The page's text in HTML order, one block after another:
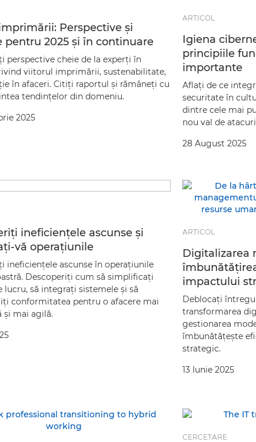
Perspective şi
pentru 2025 şi în continuare
perspective cheie de la experţi în
viitorul imprimării, sustenabilitate,
în afaceri. Citiţi raportul şi rămâneţi cu
tendinţelor din domeniu.
2025
ARTICOL
Igiena
principiile
importante
Aflaţi de ce
securitate în
dintre cele mai
nou val de
28 August 2025
ineficienţele ascunse şi
vă operaţiunile
ineficienţele ascunse în operaţiunile
Descoperiţi cum să simplificaţi
lucru, să integraţi sistemele şi să
conformitatea pentru o afacere mai
şi mai agilă.
ARTICOL
Digitalizarea
impactului
Deblocaţi
transformarea
gestionarea
îmbunătăţeşte
strategic.
13 Iunie 2025
CERCETARE